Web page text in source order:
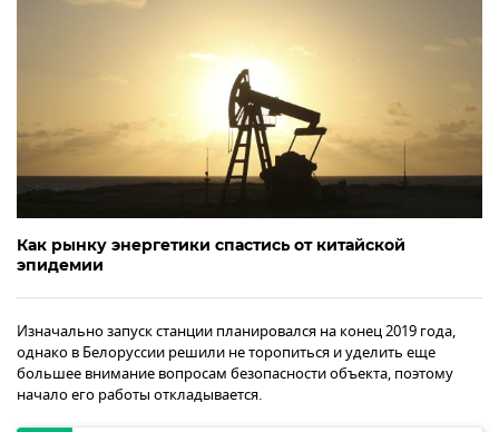
Как рынку энергетики спастись от китайской
эпидемии
Изначально запуск станции планировался на конец 2019 года,
однако в Белоруссии решили не торопиться и уделить еще
большее внимание вопросам безопасности объекта, поэтому
начало его работы откладывается.